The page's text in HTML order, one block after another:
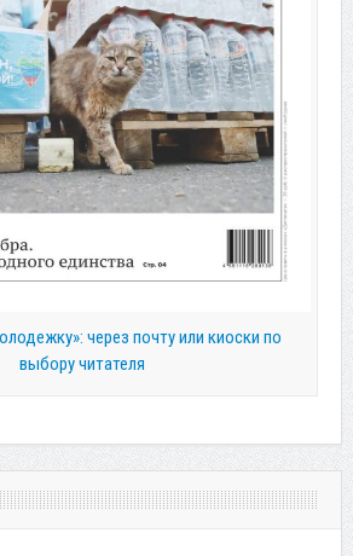
через почту или киоски по
выбору читателя